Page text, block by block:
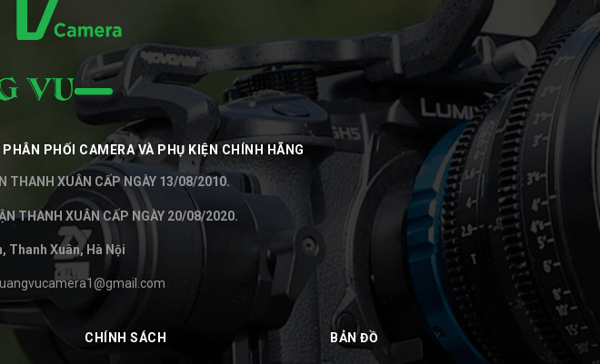
PHỐI CAMERA VÀ PHỤ KIỆN CHÍNH HÃNG
THANH XUÂN CẤP NGÀY 13/08/2010.
THANH XUÂN CẤP NGÀY 20/08/2020.
Thanh Xuân, Hà Nội
CHÍNH SÁCH BẢN ĐỒ